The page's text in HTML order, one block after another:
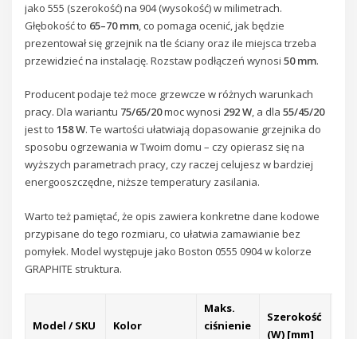
jako 555 (szerokość) na 904 (wysokość) w milimetrach.
Głębokość to 65–70 mm, co pomaga ocenić, jak będzie
prezentował się grzejnik na tle ściany oraz ile miejsca trzeba
przewidzieć na instalację. Rozstaw podłączeń wynosi50 mm.
Producent podaje też moce grzewcze w różnych warunkach
pracy. Dla wariantu 75/65/20moc wynosi 292 W, a dla55/45/20
jest to158 W. Te wartości ułatwiają dopasowanie grzejnika do
sposobu ogrzewania w Twoim domu – czy opierasz się na
wyższych parametrach pracy, czy raczej celujesz w bardziej
energooszczędne, niższe temperatury zasilania.
Warto też pamiętać, że opis zawiera konkretne dane kodowe
przypisane do tego rozmiaru, co ułatwia zamawianie bez
pomyłek. Model występuje jako Boston 0555 0904 w kolorze
GRAPHITE struktura.
Model / SKU Kolor
Maks.
ciśnienie
Szerokość
(W) [mm]